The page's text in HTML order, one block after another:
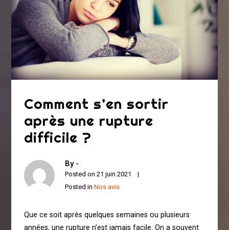
Comment s’en sortir
après une rupture
difficile ?
By -
Posted on21 juin 2021
Posted inNos avis
Que ce soit après quelques semaines ou plusieurs
années, une rupture n’est jamais facile. On a souvent